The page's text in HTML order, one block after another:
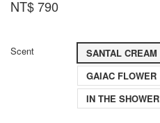
NT$ 790
Scent SANTAL CREAM
GAIAC FLOWER
IN THE SHOWER